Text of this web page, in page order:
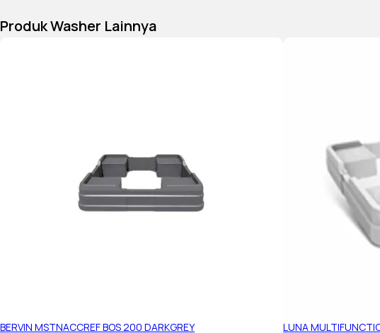
Produk Washer Lainnya
BERVIN MSTNACCREF BOS 200 DARKGREY
LUNA